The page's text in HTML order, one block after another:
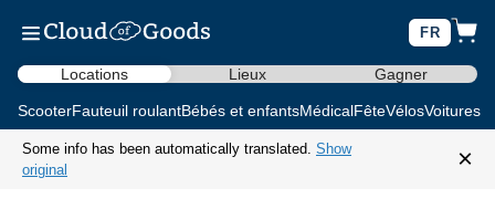
FR
Locations Lieux Gagner
ScooterFauteuil roulantBébés et enfantsMédicalFêteVélosVoitures
Some info has been automatically translated. Show
original
×